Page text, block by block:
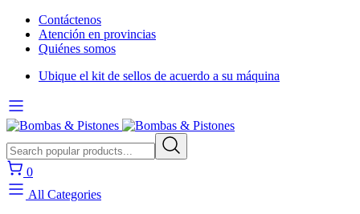
Contáctenos
Atención en provincias
Quiénes somos
Ubique el kit de sellos de acuerdo a su máquina
0
All Categories